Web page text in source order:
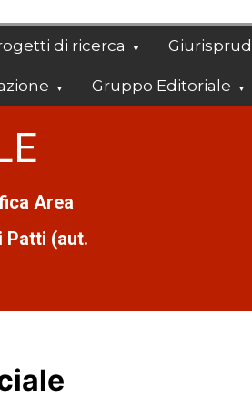
di ricerca
Gruppo Editoriale
Area
Patti (aut.